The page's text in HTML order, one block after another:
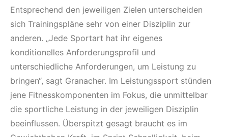
Entsprechend den jeweiligen Zielen unterscheiden
sich Trainingspläne sehr von einer Disziplin zur
anderen. „Jede Sportart hat ihr eigenes
konditionelles Anforderungsprofil und
unterschiedliche Anforderungen, um Leistung zu
bringen“, sagt Granacher. Im Leistungssport stünden
jene Fitnesskomponenten im Fokus, die unmittelbar
die sportliche Leistung in der jeweiligen Disziplin
beeinflussen. Überspitzt gesagt braucht es im